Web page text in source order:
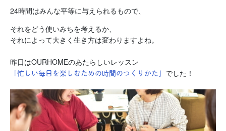
24時間はみんな平等に与えられるもので、
それをどう使いみちを考えるか、
それによって大きく生き方は変わりますよね。
昨日はOURHOMEのあたらしいレッスン
「忙しい毎日を楽しむための時間のつくりかた」 でした！